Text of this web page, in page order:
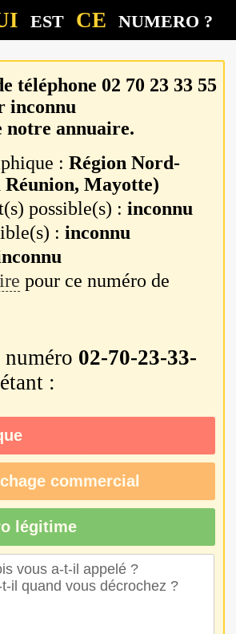
EST CE NUMERO ?
téléphone 02 70 23 33 55
inconnu
notre annuaire.
:Région Nord-
Réunion, Mayotte)
possible(s) :inconnu
:inconnu
pour ce numéro de
02-70-23-33-
:
commercial
légitime